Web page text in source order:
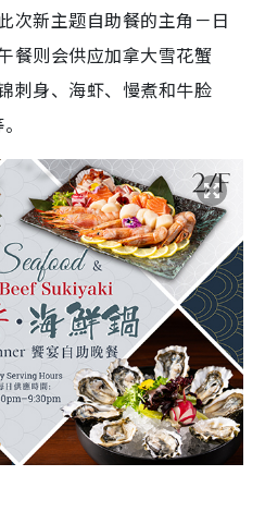
次新主题自助餐的主角－日
餐则会供应加拿大雪花蟹
刺身、海虾、慢煮和牛脸